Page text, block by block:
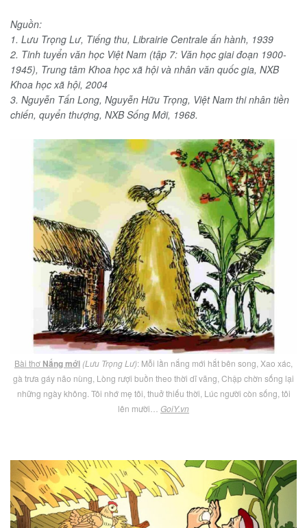
Nguồn:
1. Lưu Trọng Lư, Tiếng thu, Librairie Centrale ấn hành, 1939
2. Tinh tuyển văn học Việt Nam (tập 7: Văn học giai đoạn 1900-
1945), Trung tâm Khoa học xã hội và nhân văn quốc gia, NXB
Khoa học xã hội, 2004
3. Nguyễn Tấn Long, Nguyễn Hữu Trọng, Việt Nam thi nhân tiền
chiến, quyển thượng, NXB Sống Mới, 1968.
Bài thơ Nắng mới (Lưu Trọng Lư): Mỗi lần nắng mới hắt bên song, Xao xác,
gà trưa gáy não nùng, Lòng rượi buồn theo thời dĩ vãng, Chập chờn sống lại
những ngày không. Tôi nhớ mẹ tôi, thuở thiếu thời, Lúc người còn sống, tôi
lên mười… GoiY.vn